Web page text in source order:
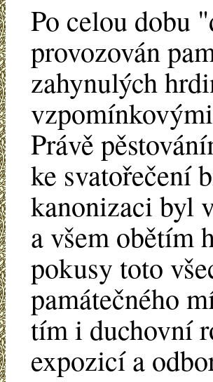
Po celou dobu
provozován
zahynulých
Právě
ke svatořečení
kanonizaci byl
a všem obětím
pokusy toto
památečného
tím i duchovní
expozicí a